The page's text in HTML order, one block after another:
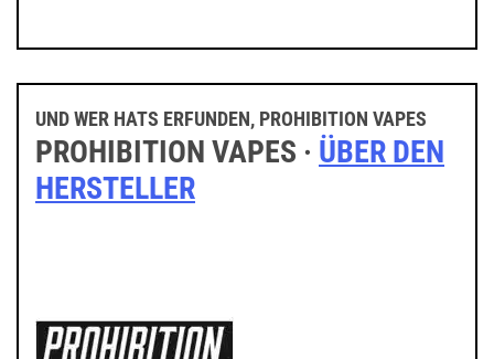
UND WER HATS ERFUNDEN, PROHIBITION VAPES
PROHIBITION VAPES · ÜBER DEN
HERSTELLER